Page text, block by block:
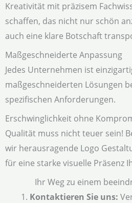
Kreativität mit präzisem
schaffen, das nicht nur schön
auch eine klare Botschaft
Maßgeschneiderte Anpassung
Jedes Unternehmen ist
maßgeschneiderten Lösungen
spezifischen Anforderungen.
Erschwinglichkeit ohne
Qualität muss nicht teuer sein!
wir herausragende Logo
für eine starke visuelle Präsenz
Ihr Weg zu einem
Kontaktieren Sie uns: